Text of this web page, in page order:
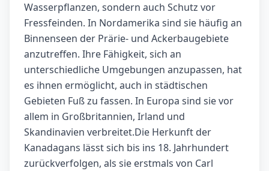
Wasserpflanzen, sondern auch Schutz vor
Fressfeinden. In Nordamerika sind sie häufig an
Binnenseen der Prärie- und Ackerbaugebiete
anzutreffen. Ihre Fähigkeit, sich an
unterschiedliche Umgebungen anzupassen, hat
es ihnen ermöglicht, auch in städtischen
Gebieten Fuß zu fassen. In Europa sind sie vor
allem in Großbritannien, Irland und
Skandinavien verbreitet.Die Herkunft der
Kanadagans lässt sich bis ins 18. Jahrhundert
zurückverfolgen, als sie erstmals von Carl